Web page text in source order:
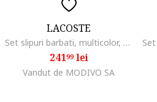
LACOSTE
Set slipuri barbati, multicolor, bumbac,
24199lei
Vandut de MODIVO SA